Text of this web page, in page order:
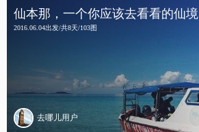
仙本那，一个你应该去看看的仙境
2016.06.04出发/共8天/103图
去哪儿用户